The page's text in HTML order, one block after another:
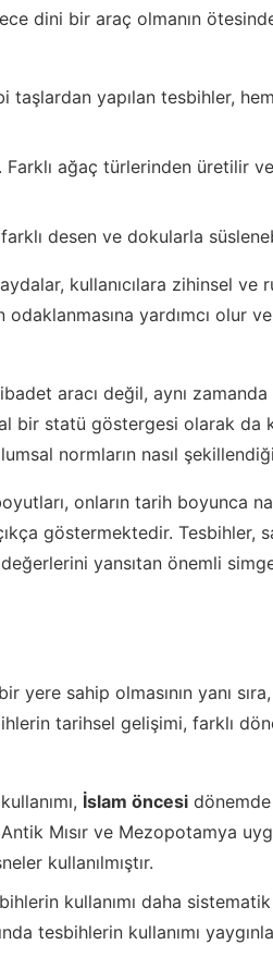
dini bir araç olmanın
taşlardan yapılan tesbihler,
Farklı ağaç türlerinden üretilir
desen ve dokularla
kullanıcılara zihinsel ve
odaklanmasına yardımcı olur
aracı değil, aynı
bir statü göstergesi olarak da
normların nasıl
onların tarih boyunca
göstermektedir. Tesbihler,
yansıtan önemli
sahip olmasının yanı
tarihsel gelişimi, farklı
İslam öncesi
Mısır ve Mezopotamya
kullanılmıştır.
kullanımı daha
tesbihlerin kullanımı